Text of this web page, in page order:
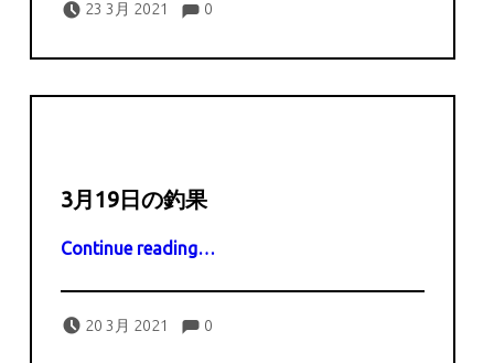
23 3月 2021
0
3月19日の釣果
Continue reading“3月19日の釣果”
…
20 3月 2021
captains Comments:0